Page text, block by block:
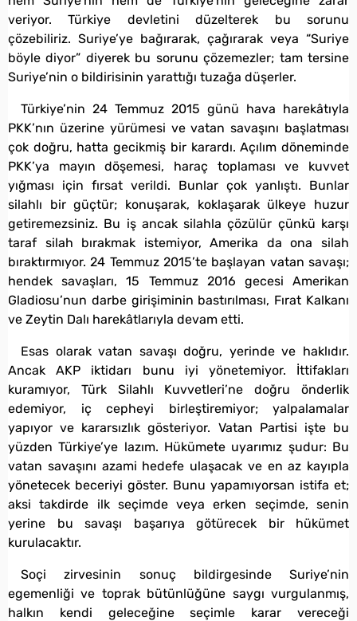
veriyor. Türkiye devletini düzelterek bu sorunu
çözebiliriz. Suriye’ye bağırarak, çağırarak veya “Suriye
böyle diyor” diyerek bu sorunu çözemezler; tam tersine
Suriye’nin o bildirisinin yarattığı tuzağa düşerler.
Türkiye’nin 24 Temmuz 2015 günü hava harekâtıyla
PKK’nın üzerine yürümesi ve vatan savaşını başlatması
çok doğru, hatta gecikmiş bir karardı. Açılım döneminde
PKK’ya mayın döşemesi, haraç toplaması ve kuvvet
yığması için fırsat verildi. Bunlar çok yanlıştı. Bunlar
silahlı bir güçtür; konuşarak, koklaşarak ülkeye huzur
getiremezsiniz. Bu iş ancak silahla çözülür çünkü karşı
taraf silah bırakmak istemiyor, Amerika da ona silah
bıraktırmıyor. 24 Temmuz 2015’te başlayan vatan savaşı;
hendek savaşları, 15 Temmuz 2016 gecesi Amerikan
Gladiosu’nun darbe girişiminin bastırılması, Fırat Kalkanı
ve Zeytin Dalı harekâtlarıyla devam etti.
Esas olarak vatan savaşı doğru, yerinde ve haklıdır.
Ancak AKP iktidarı bunu iyi yönetemiyor. İttifakları
kuramıyor, Türk Silahlı Kuvvetleri’ne doğru önderlik
edemiyor, iç cepheyi birleştiremiyor; yalpalamalar
yapıyor ve kararsızlık gösteriyor. Vatan Partisi işte bu
yüzden Türkiye’ye lazım. Hükümete uyarımız şudur: Bu
vatan savaşını azami hedefe ulaşacak ve en az kayıpla
yönetecek beceriyi göster. Bunu yapamıyorsan istifa et;
aksi takdirde ilk seçimde veya erken seçimde, senin
yerine bu savaşı başarıya götürecek bir hükümet
kurulacaktır.
Soçi zirvesinin sonuç bildirgesinde Suriye’nin
egemenliği ve toprak bütünlüğüne saygı vurgulanmış,
halkın kendi geleceğine seçimle karar vereceği